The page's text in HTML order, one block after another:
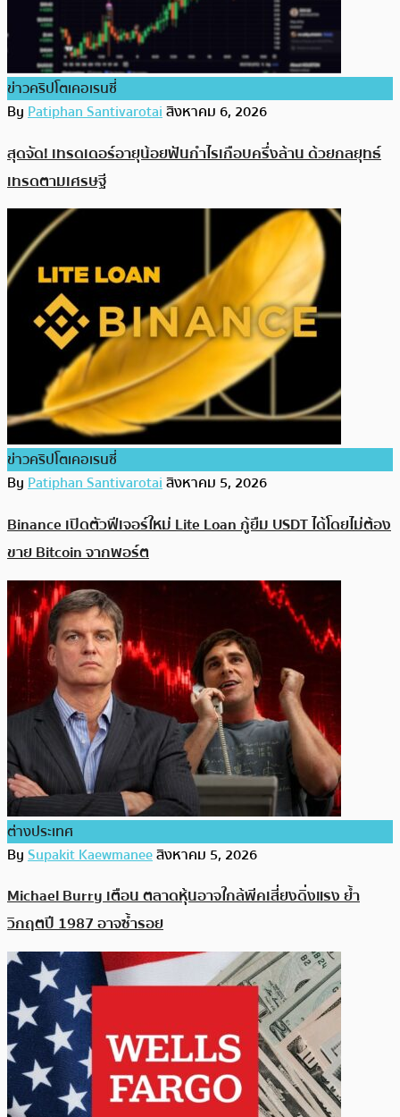
ข่าวคริปโตเคอเรนซี่
ByPatiphan Santivarotaiสิงหาคม 6, 2026
สุดจัด! เทรดเดอร์อายุน้อยฟันกำไรเกือบครึ่งล้าน ด้วยกลยุทธ์
เทรดตามเศรษฐี
ข่าวคริปโตเคอเรนซี่
ByPatiphan Santivarotaiสิงหาคม 5, 2026
Binance เปิดตัวฟีเจอร์ใหม่ Lite Loan กู้ยืม USDT ได้โดยไม่ต้อง
ขาย Bitcoin จากพอร์ต
ต่างประเทศ
BySupakit Kaewmaneeสิงหาคม 5, 2026
Michael Burry เตือน ตลาดหุ้นอาจใกล้พีคเสี่ยงดิ่งแรง ย้ำ
วิกฤตปี 1987 อาจซ้ำรอย